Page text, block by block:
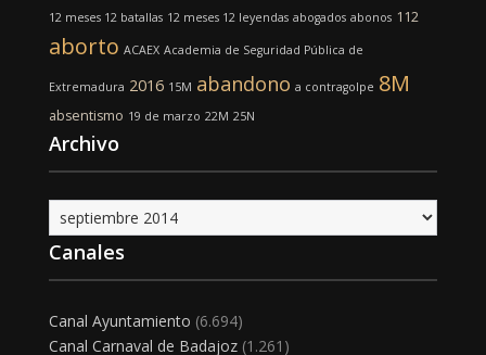
12 meses 12 batallas 12 meses 12 leyendas abogados abonos 112
aborto ACAEX Academia de Seguridad Pública de
Extremadura 2016 15M abandono a contragolpe 8M
absentismo 19 de marzo 22M 25N
Archivo
Archivo
Canales
Canal Ayuntamiento (6.694)
Canal Carnaval de Badajoz(1.261)